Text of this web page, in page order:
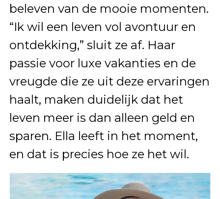
beleven van de mooie momenten.
“Ik wil een leven vol avontuur en
ontdekking,” sluit ze af. Haar
passie voor luxe vakanties en de
vreugde die ze uit deze ervaringen
haalt, maken duidelijk dat het
leven meer is dan alleen geld en
sparen. Ella leeft in het moment,
en dat is precies hoe ze het wil.